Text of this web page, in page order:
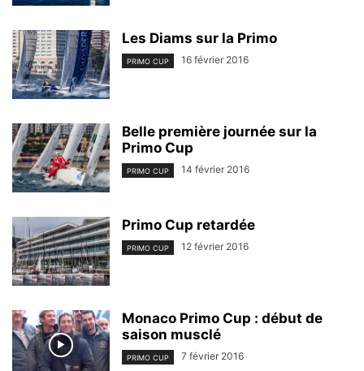
Les Diams sur la Primo
PRIMO CUP 16 février 2016
Belle première journée sur la
Primo Cup
PRIMO CUP 14 février 2016
Primo Cup retardée
PRIMO CUP 12 février 2016
Monaco Primo Cup : début de
saison musclé
PRIMO CUP 7 février 2016